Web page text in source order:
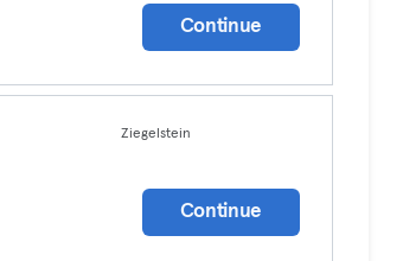
Continue
Ziegelstein
Continue